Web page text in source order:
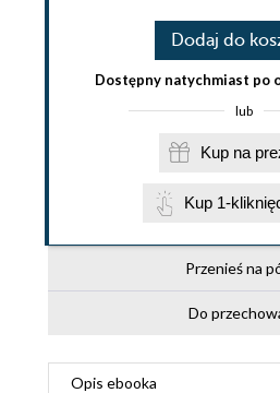
Dodaj do
Dostępny natychmiast po
lub
Kup
Kup 1-
Przenieś na
Do
Opis ebooka